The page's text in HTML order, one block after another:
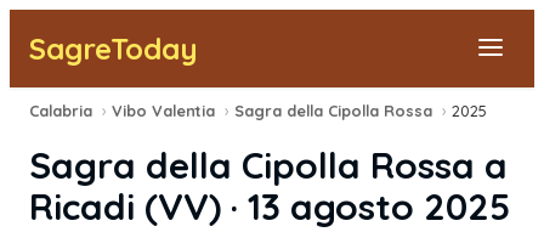
SagreToday
Segnala una sagra
Tutte le Sagre
Calabria › Vibo Valentia › Sagra della Cipolla Rossa › 2025
Sagra della Cipolla Rossa a
Ricadi (VV) · 13 agosto 2025